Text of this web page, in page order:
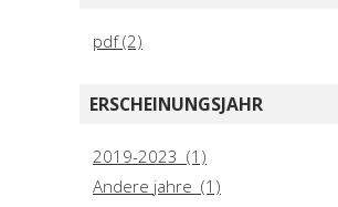
pdf (2)
ERSCHEINUNGSJAHR
2019-2023 (1)
Andere jahre (1)